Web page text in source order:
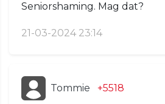
Seniorshaming. Mag dat?
21-03-2024 23:14
Tommie +5518